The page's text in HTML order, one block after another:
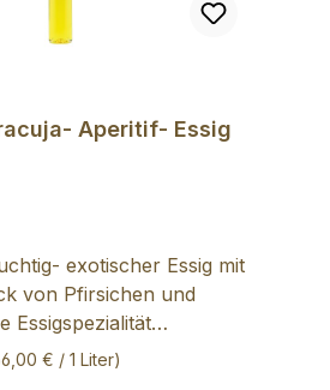
Bewertung von 5 von 5 Sternen
Aperitif- Essig
exotischer Essig mit
von Pfirsichen und
Essigspezialität
nur mit Zitronen- oder
€ / 1 Liter)